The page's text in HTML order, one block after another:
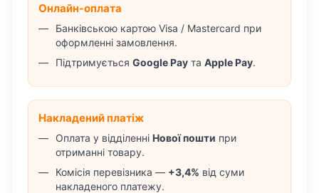
Онлайн-оплата
Банківською картою Visa / Mastercard при
оформленні замовлення.
Підтримується Google Pay та Apple Pay.
Накладений платіж
Оплата у відділенні Нової пошти при
отриманні товару.
Комісія перевізника — +3,4% від суми
накладеного платежу.